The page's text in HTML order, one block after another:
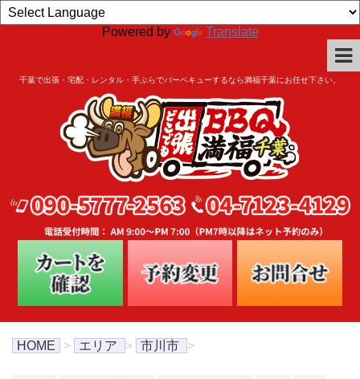
Powered by Translate
千葉で出張・宅配・レンタル・手ぶらでバーベキューするなら満福千葉にお任せ下さい。
HOME > エリア > 市川市 >